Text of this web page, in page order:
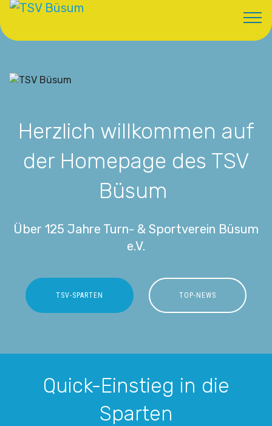
Herzlich willkommen auf
der Homepage des TSV
Büsum
Über 125 Jahre Turn- & Sportverein Büsum
e.V.
TSV-SPARTEN TOP-NEWS
Quick-Einstieg in die
Sparten